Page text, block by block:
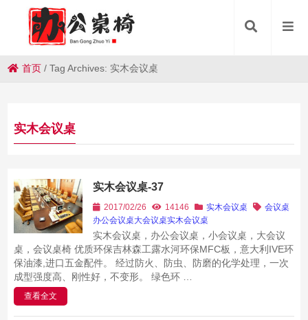
首页 /Tag Archives: 实木会议桌
实木会议桌
实木会议桌-37
2017/02/26 14146 实木会议桌
会议桌
办公会议桌大会议桌实木会议桌
实木会议桌，办公会议桌，小会议桌，大会议
桌，会议桌椅 优质环保吉林森工露水河环保MFC板，意大利IVE环
保油漆,进口五金配件。 经过防火、防虫、防磨的化学处理，一次
成型强度高、刚性好，不变形。 绿色环 …
查看全文